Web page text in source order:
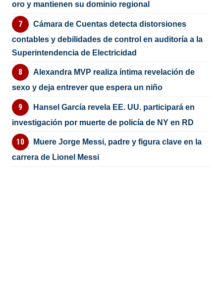
oro y mantienen su dominio regional
Cámara de Cuentas detecta distorsiones
contables y debilidades de control en auditoría a la
Superintendencia de Electricidad
Alexandra MVP realiza íntima revelación de
sexo y deja entrever que espera un niño
Hansel García revela EE. UU. participará en
investigación por muerte de policía de NY en RD
Muere Jorge Messi, padre y figura clave en la
carrera de Lionel Messi